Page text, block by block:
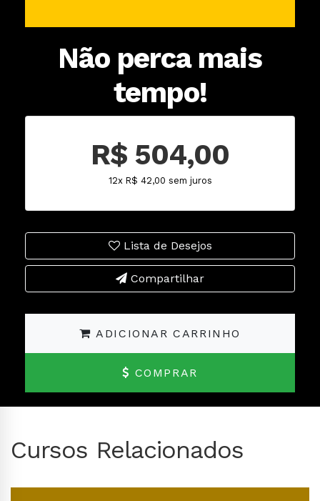
Não perca mais
tempo!
R$ 504,00
12x R$ 42,00 sem juros
Lista de Desejos
Compartilhar
ADICIONAR CARRINHO
COMPRAR
Cursos Relacionados